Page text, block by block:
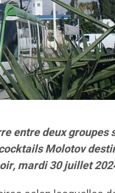
entre deux groupes
Molotov
mardi 30 juillet